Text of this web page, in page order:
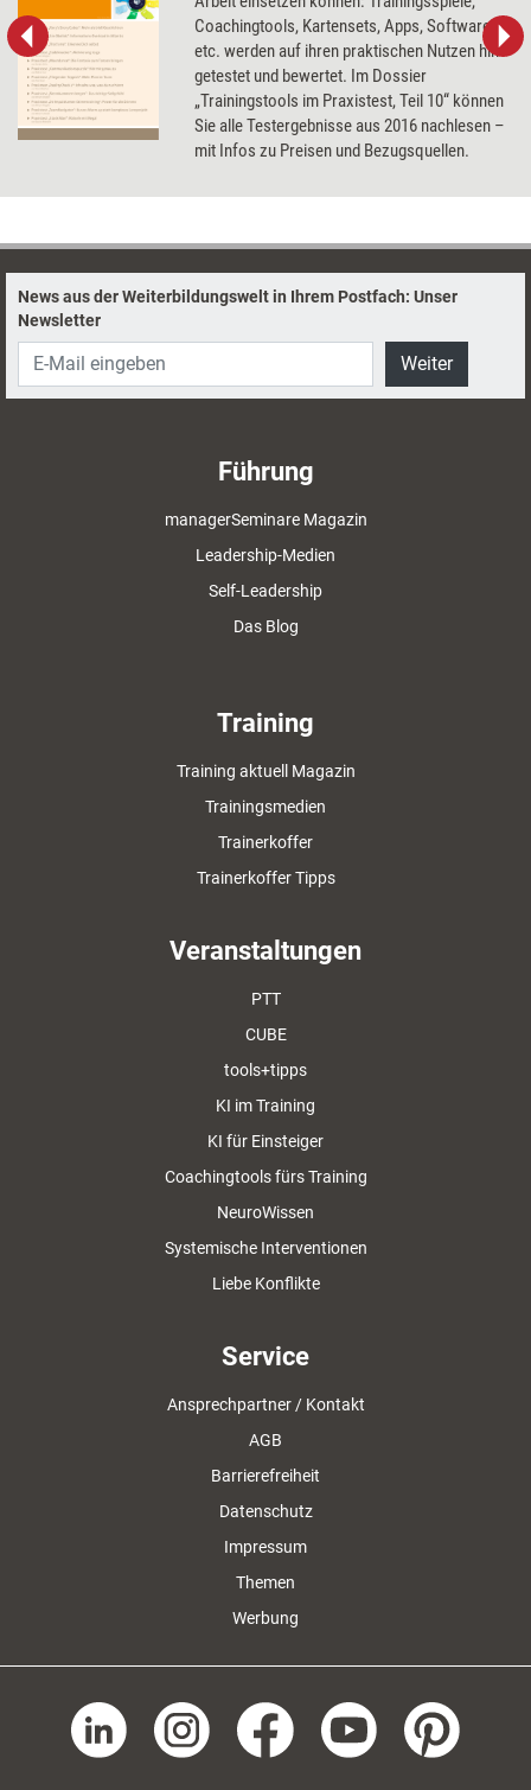
Coachingtools, Kartensets, Apps, Software
etc. werden auf ihren praktischen Nutzen hin
getestet und bewertet. Im Dossier
„Trainingstools im Praxistest, Teil 10“ können
Sie alle Testergebnisse aus 2016 nachlesen –
mit Infos zu Preisen und Bezugsquellen.
News aus der Weiterbildungswelt in Ihrem Postfach: Unser
Newsletter
Weiter
Führung
managerSeminare Magazin
Leadership-Medien
Self-Leadership
Das Blog
Training
Training aktuell Magazin
Trainingsmedien
Trainerkoffer
Trainerkoffer Tipps
Veranstaltungen
PTT
CUBE
tools+tipps
KI im Training
KI für Einsteiger
Coachingtools fürs Training
NeuroWissen
Systemische Interventionen
Liebe Konflikte
Service
Ansprechpartner / Kontakt
AGB
Barrierefreiheit
Datenschutz
Impressum
Themen
Werbung